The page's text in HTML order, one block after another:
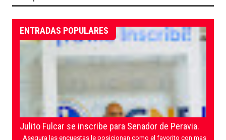
ENTRADAS POPULARES
Julito Fulcar se inscribe para Senador de Peravia.
Asegura las encuestas le posicionan como el favorito con mas